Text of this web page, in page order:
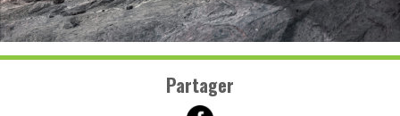
Partager